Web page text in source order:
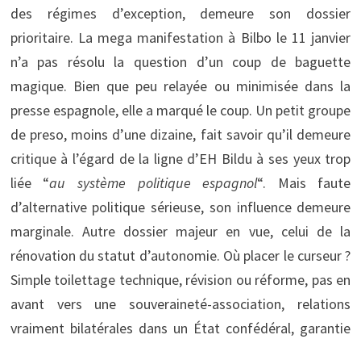
des régimes d’exception, demeure son dossier
prioritaire. La mega manifestation à Bilbo le 11 janvier
n’a pas résolu la question d’un coup de baguette
magique. Bien que peu relayée ou minimisée dans la
presse espagnole, elle a marqué le coup. Un petit groupe
de preso, moins d’une dizaine, fait savoir qu’il demeure
critique à l’égard de la ligne d’EH Bildu à ses yeux trop
liée “au système politique espagnol“. Mais faute
d’alternative politique sérieuse, son influence demeure
marginale. Autre dossier majeur en vue, celui de la
rénovation du statut d’autonomie. Où placer le curseur ?
Simple toilettage technique, révision ou réforme, pas en
avant vers une souveraineté-association, relations
vraiment bilatérales dans un État confédéral, garantie